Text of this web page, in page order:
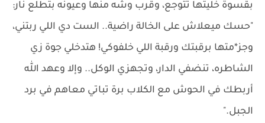
بقسوة خليتها تتوجع، وقرب وشه منها وعيونه بتطلع نار:
"حسك ميعلاش على الخالة راضية.. الست دي اللي ربتني،
وجز*متها برقبتك ورقبة اللي خلفوكي! هتدخلي جوة زي
الشاطره، تنضفي الدار، وتجهزي الوكل.. وإلا وعهد الله
أربطك في الحوش مع الكلاب برة تباتي معاهم في برد
الجبل."